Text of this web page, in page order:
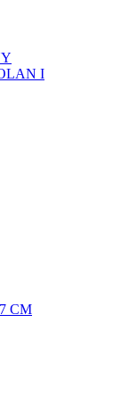
I
CM